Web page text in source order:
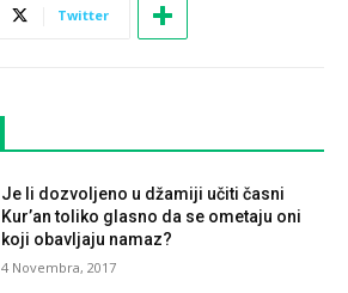
Twitter
Je li dozvoljeno u džamiji učiti časni
Kur’an toliko glasno da se ometaju oni
koji obavljaju namaz?
4 Novembra, 2017